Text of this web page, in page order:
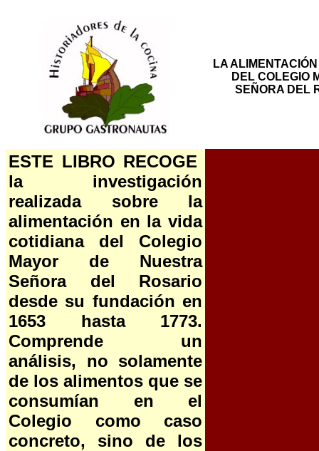
LA
DEL COLEGIO
SEÑORA DEL
ESTE LIBRO RECOGE
la investigación
realizada sobre la
alimentación en la vida
cotidiana del Colegio
Mayor de Nuestra
Señora del Rosario
desde su fundación en
1653 hasta 1773.
Comprende un
análisis, no solamente
de los alimentos que se
consumían en el
Colegio como caso
concreto, sino de los